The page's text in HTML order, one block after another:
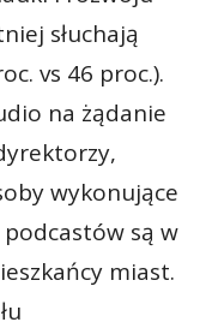
słuchają
vs 46 proc.).
na żądanie
wykonujące
podcastów są w
miast.